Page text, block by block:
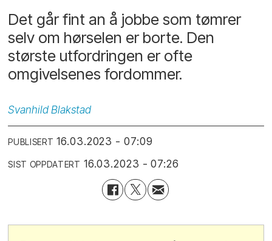
Det går fint an å jobbe som tømrer
selv om hørselen er borte. Den
største utfordringen er ofte
omgivelsenes fordommer.
Svanhild Blakstad
PUBLISERT 16.03.2023 - 07:09
SIST OPPDATERT 16.03.2023 - 07:26